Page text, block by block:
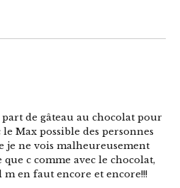
de gâteau au chocolat pour
Max possible des personnes
je ne vois malheureusement
c comme avec le chocolat,
m en faut encore et encore!!!